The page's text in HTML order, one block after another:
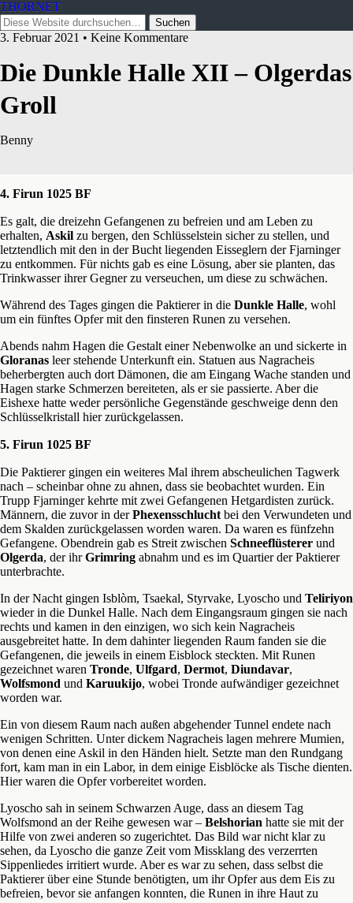
THORNET
3. Februar 2021 • Keine Kommentare
Die Dunkle Halle XII – Olgerdas
Groll
Benny
4. Firun 1025 BF
Es galt, die dreizehn Gefangenen zu befreien und am Leben zu
erhalten, Askil zu bergen, den Schlüsselstein sicher zu stellen, und
letztendlich mit den in der Bucht liegenden Eisseglern der Fjarninger
zu entkommen. Für nichts gab es eine Lösung, aber sie planten, das
Trinkwasser ihrer Gegner zu verseuchen, um diese zu schwächen.
Während des Tages gingen die Paktierer in die Dunkle Halle, wohl
um ein fünftes Opfer mit den finsteren Runen zu versehen.
Abends nahm Hagen die Gestalt einer Nebenwolke an und sickerte in
Gloranas leer stehende Unterkunft ein. Statuen aus Nagracheis
beherbergten auch dort Dämonen, die am Eingang Wache standen und
Hagen starke Schmerzen bereiteten, als er sie passierte. Aber die
Eishexe hatte weder persönliche Gegenstände geschweige denn den
Schlüsselkristall hier zurückgelassen.
5. Firun 1025 BF
Die Paktierer gingen ein weiteres Mal ihrem abscheulichen Tagwerk
nach – scheinbar ohne zu ahnen, dass sie beobachtet wurden. Ein
Trupp Fjarninger kehrte mit zwei Gefangenen Hetgardisten zurück.
Männern, die zuvor in derPhexensschlucht bei den Verwundeten und
dem Skalden zurückgelassen worden waren. Da waren es fünfzehn
Gefangene. Obendrein gab es Streit zwischen Schneeflüsterer und
Olgerda, der ihrGrimring abnahm und es im Quartier der Paktierer
unterbrachte.
In der Nacht gingen Isblòm, Tsaekal, Styrvake, Lyoscho und Teliriyon
wieder in die Dunkel Halle. Nach dem Eingangsraum gingen sie nach
rechts und kamen in den einzigen, wo sich kein Nagracheis
ausgebreitet hatte. In dem dahinter liegenden Raum fanden sie die
Gefangenen, die jeweils in einem Eisblock steckten. Mit Runen
gezeichnet waren Tronde, Ulfgard, Dermot, Diundavar,
Wolfsmond und Karuukijo, wobei Tronde aufwändiger gezeichnet
worden war.
Ein von diesem Raum nach außen abgehender Tunnel endete nach
wenigen Schritten. Unter dickem Nagracheis lagen mehrere Mumien,
von denen eine Askil in den Händen hielt. Setzte man den Rundgang
fort, kam man in ein Labor, in dem einige Eisblöcke als Tische dienten.
Hier waren die Opfer vorbereitet worden.
Lyoscho sah in seinem Schwarzen Auge, dass an diesem Tag
Wolfsmond an der Reihe gewesen war – Belshorian hatte sie mit der
Hilfe von zwei anderen so zugerichtet. Das Bild war nicht klar zu
sehen, da Lyoscho die ganze Zeit vom Missklang des verzerrten
Sippenliedes irritiert wurde. Aber es war zu sehen, dass selbst die
Paktierer über eine Stunde benötigten, um ihr Opfer aus dem Eis zu
befreien, bevor sie anfangen konnten, die Runen in ihre Haut zu